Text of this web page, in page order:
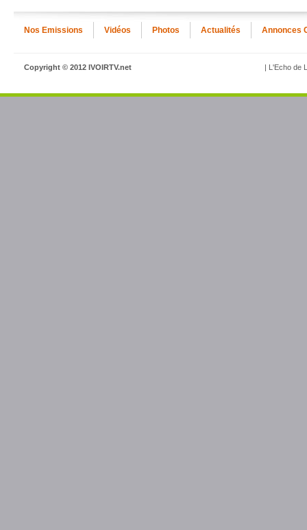
Nos Emissions Vidéos Photos Actualités Annonces
Copyright © 2012 IVOIRTV.net | L'Echo de